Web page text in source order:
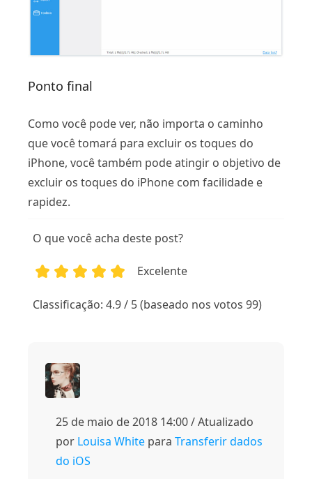
Ponto final
Como você pode ver, não importa o caminho
que você tomará para excluir os toques do
iPhone, você também pode atingir o objetivo de
excluir os toques do iPhone com facilidade e
rapidez.
O que você acha deste post?
Excelente
Classificação: 4.9 / 5 (baseado nos votos 99)
25 de maio de 2018 14:00 / Atualizado
por Louisa White para Transferir dados
do iOS